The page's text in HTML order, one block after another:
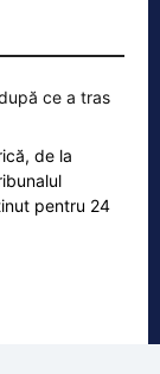
ce a tras
de la
pentru 24